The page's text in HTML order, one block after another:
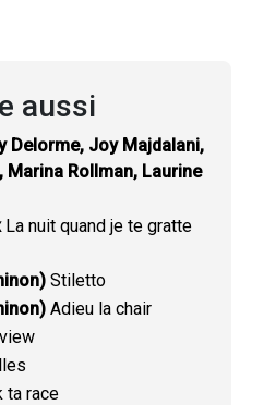
aussi
Delorme, Joy Majdalani,
Marina Rollman, Laurine
La nuit quand je te gratte
Stiletto
Adieu la chair
ta race